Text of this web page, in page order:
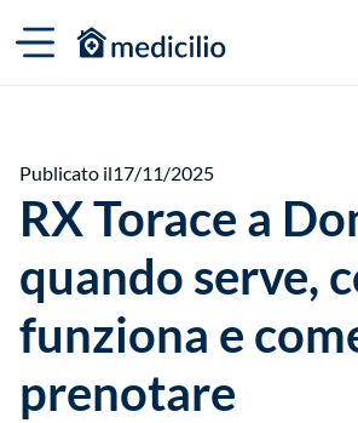
Publicato il17/11/2025
RX Torace a
quando serve,
funziona e
prenotare